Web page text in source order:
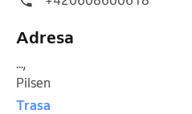
Adresa
...,
Pilsen
Trasa